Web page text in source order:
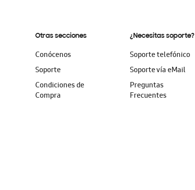
Otras secciones
Conócenos
Soporte
Condiciones de
Compra
¿Necesitas soporte?
Soporte telefónico
Soporte vía eMail
Preguntas
Frecuentes